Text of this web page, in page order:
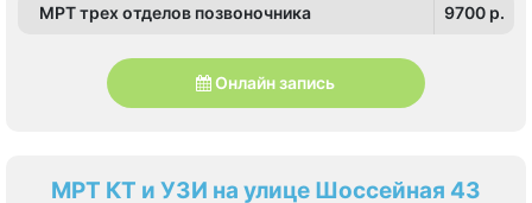
МРТ трех отделов позвоночника 9700 p.
Онлайн запись
МРТ КТ и УЗИ на улице Шоссейная 43